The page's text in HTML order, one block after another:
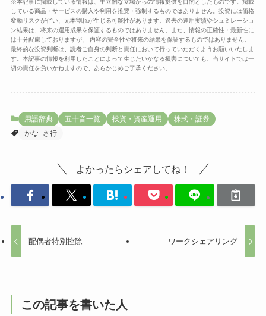
している商品・サービスの購入や利用を推奨・強制するものではありません。投資には価格
変動リスクが伴い、元本割れが生じる可能性があります。過去の運用実績やシュミレーショ
ン結果は、将来の運用成果を保証するものではありません。また、情報の正確性・最新性に
は十分配慮しておりますが、 内容の完全性や将来の結果を保証するものではありません。
最終的な投資判断は、読者ご自身の判断と責任において行っていただくようお願いいたしま
す。本記事の情報を利用したことによって生じたいかなる損害についても、当サイトでは一
切の責任を負いかねますので、あらかじめご了承ください。
用語辞典 五十音一覧 投資・資産運用
株式・証券
かな_さ行
よかったらシェアしてね！
配偶者特別控除 ワークシェアリング
この記事を書いた人